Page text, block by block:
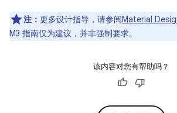
注： 更多设计指导，请参阅Material
M3 指南仅为建议，并非强制要求。
该内容对您有帮助吗？